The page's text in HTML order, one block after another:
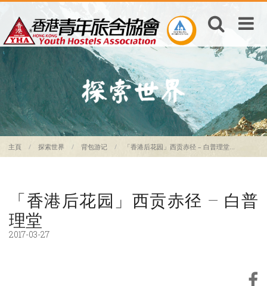
主頁 探索世界 背包游记 「香港后花园」西贡赤径 – 白普理堂...
「香港后花园」西贡赤径 – 白普
理堂
2017-03-27